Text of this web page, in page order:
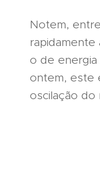
Notem,
o de energia
ontem, este
oscilação do